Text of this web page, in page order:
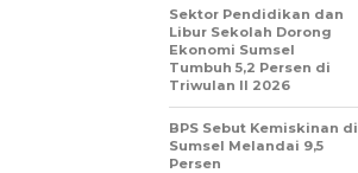
Sektor Pendidikan dan
Libur Sekolah Dorong
Ekonomi Sumsel
Tumbuh 5,2 Persen di
Triwulan II 2026
BPS Sebut Kemiskinan di
Sumsel Melandai 9,5
Persen